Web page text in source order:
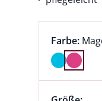
Farbe:
Farbe